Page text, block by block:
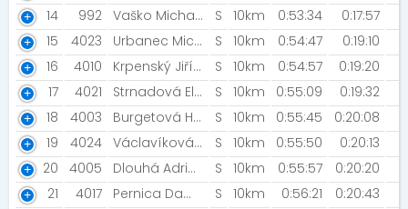
14
992 Vaško Michal [DRMF] S 10km 0:53:34
0:17:57
15
4023 Urbanec Michal Bařina Jan S 10km 0:54:47
0:19:10
16
4010 Krpenský Jiří Krpenská Hedvika [HEJA] S 10km 0:54:57
0:19:20
17
4021 Strnadová Elizabeth Dobrovolná Lucie S 10km 0:55:09
0:19:32
18
4003 Burgetová Hanka Petrželová Lenka S 10km 0:55:45
0:20:08
19
4024 Václavíková Dominika Drobná Dominika S 10km 0:55:50
0:20:13
20
4005 Dlouhá Adriana Dlouhý Ivo [SK Druhý dech] S 10km 0:55:57
0:20:20
21
4017 Pernica Damián Malár Ladislav S 10km 0:56:21
0:20:43